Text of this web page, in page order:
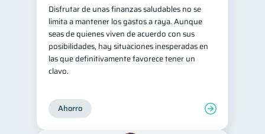
Disfrutar de unas finanzas saludables no se
limita a mantener los gastos a raya. Aunque
seas de quienes viven de acuerdo con sus
posibilidades, hay situaciones inesperadas en
las que definitivamente favorece tener un
clavo.
Ahorro